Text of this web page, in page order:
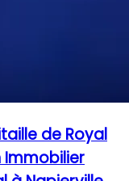
de Royal
Immobilier